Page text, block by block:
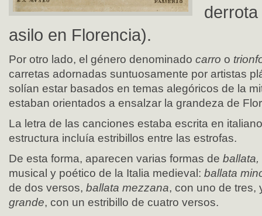
asilo en Florencia).
Por otro lado, el género denominado carro o
carretas adornadas suntuosamente por artistas
solían estar basados en temas alegóricos de la
estaban orientados a ensalzar la grandeza de
La letra de las canciones estaba escrita en
estructura incluía estribillos entre las estrofas.
De esta forma, aparecen varias formas de ballata,
musical y poético de la Italia medieval: ballata
de dos versos, ballata mezzana, con uno de tres,
grande, con un estribillo de cuatro versos.